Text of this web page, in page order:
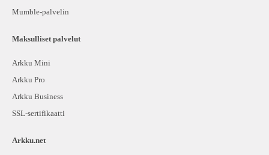
Mumble-palvelin
Maksulliset palvelut
Arkku Mini
Arkku Pro
Arkku Business
SSL-sertifikaatti
Arkku.net